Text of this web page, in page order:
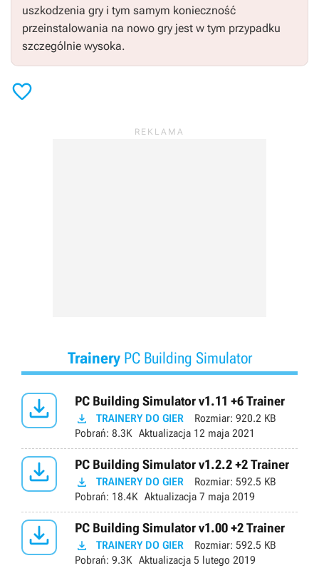
uszkodzenia gry i tym samym konieczność
przeinstalowania na nowo gry jest w tym przypadku
szczególnie wysoka.

TraineryPC Building Simulator
 PC Building Simulator v1.11 +6 Trainer
 TRAINERY DO GIER Rozmiar: 920.2 KB
Pobrań: 8.3K Aktualizacja 12 maja 2021
 PC Building Simulator v1.2.2 +2 Trainer
 TRAINERY DO GIER Rozmiar: 592.5 KB
Pobrań: 18.4K Aktualizacja 7 maja 2019
 PC Building Simulator v1.00 +2 Trainer
 TRAINERY DO GIER Rozmiar: 592.5 KB
Pobrań: 9.3K Aktualizacja 5 lutego 2019